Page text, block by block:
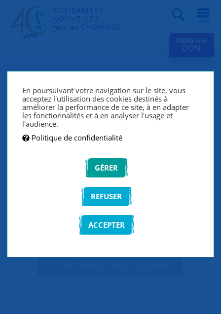
Solidarités nouvelles face au chômage développe ses
actions en faveur des chercheurs d'emploi grâce à de
nombreux partenaires.
Devenir partenaire
ENTREPRISES ET FONDATIONS
ASSOCIATIONS ET INSTITUTIONS
FAIRE UN
DON
Recherche
En poursuivant votre navigation sur le site, vous
acceptez l'utilisation des cookies destinés à
améliorer la performance de ce site, à en adapter
les fonctionnalités et à en analyser l'usage et
l'audience.
Politique de confidentialité
GÉRER
REFUSER
ACCEPTER